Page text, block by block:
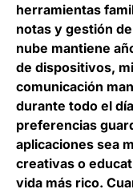
herramientas
notas y gestión
nube mantiene
de dispositivos,
comunicación
durante todo el
preferencias
aplicaciones sea
creativas o
vida más rico.